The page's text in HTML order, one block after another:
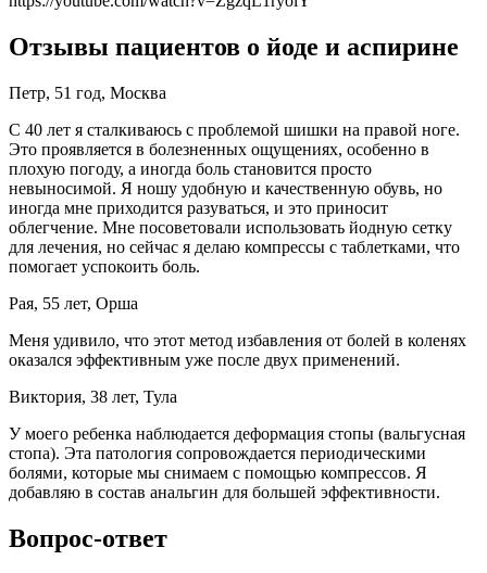
Отзывы пациентов о йоде и аспирине
Петр, 51 год, Москва
С 40 лет я сталкиваюсь с проблемой шишки на правой ноге.
Это проявляется в болезненных ощущениях, особенно в
плохую погоду, а иногда боль становится просто
невыносимой. Я ношу удобную и качественную обувь, но
иногда мне приходится разуваться, и это приносит
облегчение. Мне посоветовали использовать йодную сетку
для лечения, но сейчас я делаю компрессы с таблетками, что
помогает успокоить боль.
Рая, 55 лет, Орша
Меня удивило, что этот метод избавления от болей в коленях
оказался эффективным уже после двух применений.
Виктория, 38 лет, Тула
У моего ребенка наблюдается деформация стопы (вальгусная
стопа). Эта патология сопровождается периодическими
болями, которые мы снимаем с помощью компрессов. Я
добавляю в состав анальгин для большей эффективности.
Вопрос-ответ